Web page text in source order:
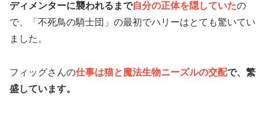
ディメンターに襲われるまで自分の正体を隠していたの
で、「不死鳥の騎士団」の最初でハリーはとても驚いてい
ました。
フィッグさんの仕事は猫と魔法生物ニーズルの交配で、繁
盛しています。